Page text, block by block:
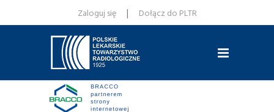
Zaloguj się | Dołącz do PLTR